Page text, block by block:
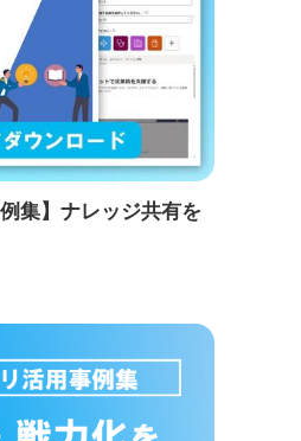
集】ナレッジ共有を